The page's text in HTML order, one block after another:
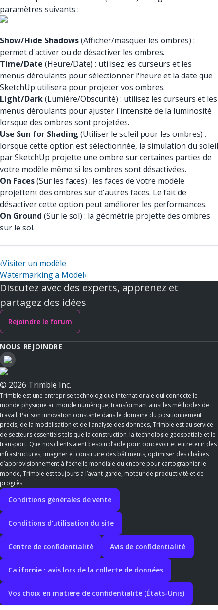
paramètres suivants :
Show/Hide Shadows(Afficher/masquer les ombres) :
permet d'activer ou de désactiver les ombres.
Time/Date (Heure/Date) : utilisez les curseurs et les
menus déroulants pour sélectionner l'heure et la date que
SketchUp utilisera pour projeter vos ombres.
Light/Dark(Lumière/Obscurité) : utilisez les curseurs et les
menus déroulants pour ajuster l'intensité de la luminosité
lorsque des ombres sont projetées.
Use Sun for Shading (Utiliser le soleil pour les ombres) :
lorsque cette option est sélectionnée, la simulation du soleil
par SketchUp projette une ombre sur certaines parties de
votre modèle même si les ombres sont désactivées.
On Faces(Sur les faces) : les faces de votre modèle
projettent des ombres sur d'autres faces. Le fait de
désactiver cette option peut améliorer les performances.
On Ground (Sur le sol) : la géométrie projette des ombres
sur le sol.
‹Visiter un modèle
Watermarking a Model›
Discutez avec des experts, apprenez et
partagez des idées
Rejoindre le forum
NOUS REJOINDRE
© 2026 Trimble Inc.
Trimble est une entreprise technologique internationale qui connecte le
monde physique au monde numérique, transformant ainsi les méthodes de
travail. Par son innovation constante dans le domaine du positionnement
précis, de la modélisation et de l'analyse des données, Trimble est au service
de secteurs essentiels tels que la construction, la technologie géospatiale et le
transport. Que nos clients aient besoin d’aide pour concevoir et entretenir des
infrastructures, imaginer et construire des bâtiments, optimiser des chaînes
d’approvisionnement à l’échelle mondiale ou encore pour cartographier le
monde, Trimble est toujours à l’avant-garde, moteur de productivité et de
progrès.
Conditions générales de vente
Conditions d’utilisation du site
Centre de confidentialité Avis de confidentialité
Californie : avis lors de la collecte de données
Vos choix en matière de confidentialité (États-Unis)